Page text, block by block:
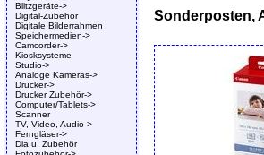
Blitzgeräte->
Digital-Zubehör
Digitale Bilderrahmen
Speichermedien->
Camcorder->
Kiosksysteme
Studio->
Analoge Kameras->
Drucker->
Drucker Zubehör->
Computer/Tablets->
Scanner
TV, Video, Audio->
Ferngläser->
Dia u. Zubehör
Sonderposten,